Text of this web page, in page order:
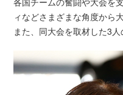
ィなどさまざまな角度から
また、同大会を取材した3人